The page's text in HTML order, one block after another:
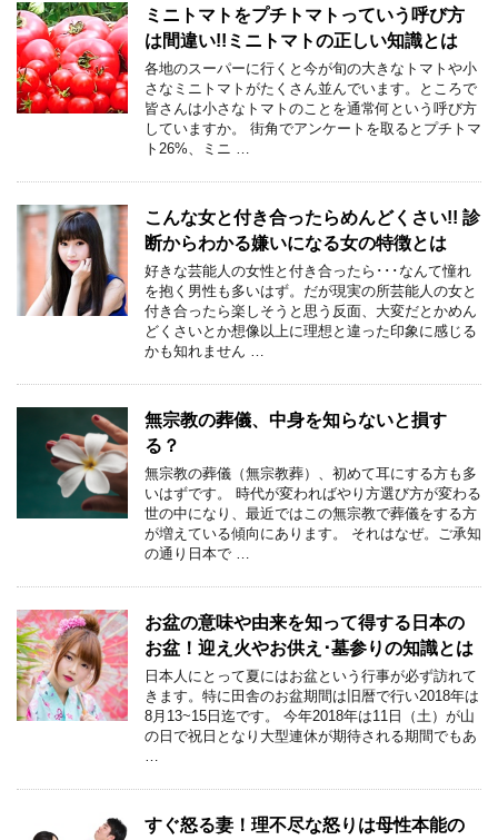
ミニトマトをプチトマトっていう呼び方
は間違い!!ミニトマトの正しい知識とは
各地のスーパーに行くと今が旬の大きなトマトや小
さなミニトマトがたくさん並んでいます。ところで
皆さんは小さなトマトのことを通常何という呼び方
していますか。 街角でアンケートを取るとプチトマ
ト26%、ミニ …
こんな女と付き合ったらめんどくさい!! 診
断からわかる嫌いになる女の特徴とは
好きな芸能人の女性と付き合ったら･･･なんて憧れ
を抱く男性も多いはず。だが現実の所芸能人の女と
付き合ったら楽しそうと思う反面、大変だとかめん
どくさいとか想像以上に理想と違った印象に感じる
かも知れません …
無宗教の葬儀、中身を知らないと損す
る？
無宗教の葬儀（無宗教葬）、初めて耳にする方も多
いはずです。 時代が変わればやり方選び方が変わる
世の中になり、最近ではこの無宗教で葬儀をする方
が増えている傾向にあります。 それはなぜ。ご承知
の通り日本で …
お盆の意味や由来を知って得する日本の
お盆！迎え火やお供え･墓参りの知識とは
日本人にとって夏にはお盆という行事が必ず訪れて
きます。特に田舎のお盆期間は旧暦で行い2018年は
8月13~15日迄です。 今年2018年は11日（土）が山
の日で祝日となり大型連休が期待される期間でもあ
…
すぐ怒る妻！理不尽な怒りは母性本能の